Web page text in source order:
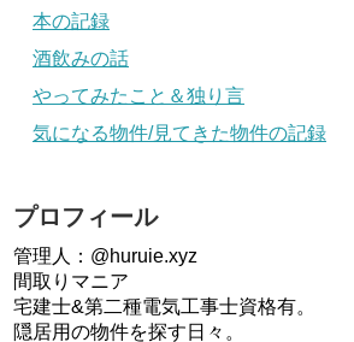
本の記録
酒飲みの話
やってみたこと＆独り言
気になる物件/見てきた物件の記録
プロフィール
管理人：@huruie.xyz
間取りマニア
宅建士&第二種電気工事士資格有。
隠居用の物件を探す日々。